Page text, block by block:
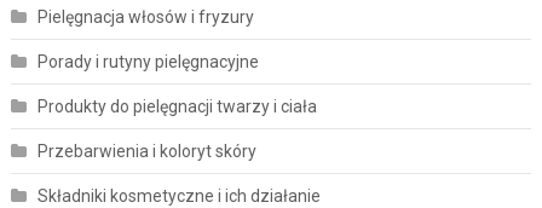
Pielęgnacja włosów i fryzury
Porady i rutyny pielęgnacyjne
Produkty do pielęgnacji twarzy i ciała
Przebarwienia i koloryt skóry
Składniki kosmetyczne i ich działanie